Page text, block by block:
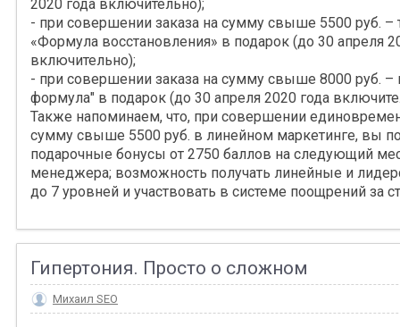
2020 года включительно);
- при совершении заказа на сумму свыше 5500 руб. –
«Формула восстановления» в подарок (до 30 апреля
включительно);
- при совершении заказа на сумму свыше 8000 руб. –
формула" в подарок (до 30 апреля 2020 года
Также напоминаем, что, при совершении
сумму свыше 5500 руб. в линейном маркетинге, вы
подарочные бонусы от 2750 баллов на следующий
менеджера; возможность получать линейные и
до 7 уровней и участвовать в системе поощрений за
Гипертония. Просто о сложном
Михаил SEO